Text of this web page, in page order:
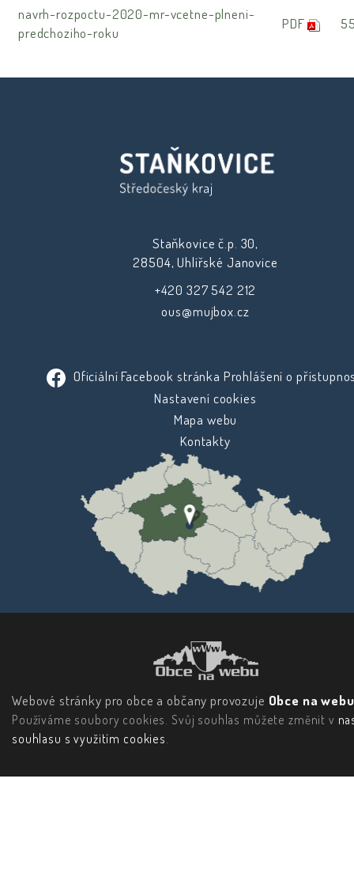
navrh-rozpoctu-2020-mr-vcetne-plneni-
predchoziho-roku
PDF
Staňkovice č.p. 30,
28504, Uhlířské Janovice
+420 327 542 212
ous@mujbox.cz
Oficiální Facebook stránka Prohlášení o
Nastavení cookies
Mapa webu
Kontakty
Webové stránky pro obce a občany provozuje Obce na
Používáme soubory cookies. Svůj souhlas můžete změnit v
souhlasu s využitím cookies